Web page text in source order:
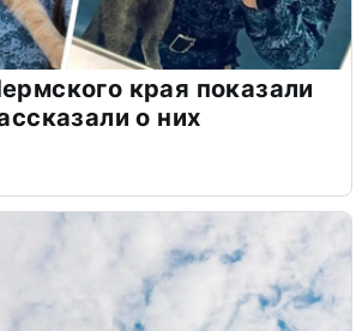
края показали
о них